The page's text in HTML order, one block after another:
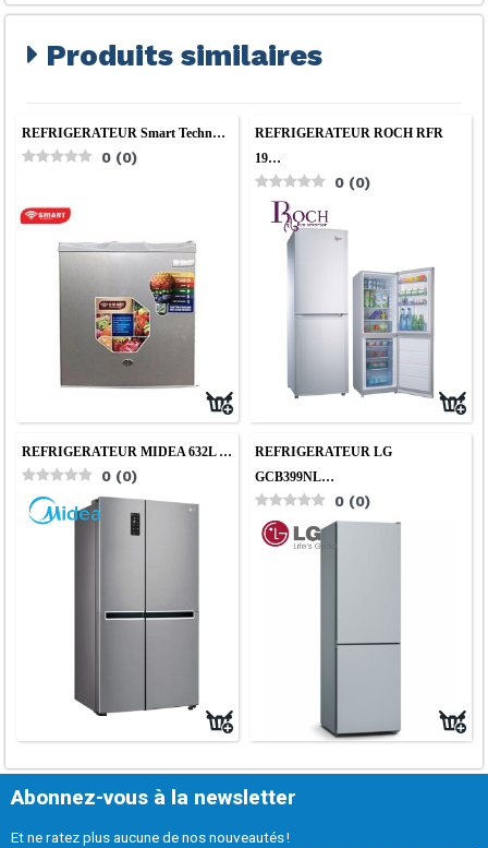
Produits similaires
REFRIGERATEUR Smart Techn…
0 (0)
REFRIGERATEUR ROCH RFR
19…
0 (0)
REFRIGERATEUR MIDEA 632L …
0 (0)
REFRIGERATEUR LG
GCB399NL…
0 (0)
Abonnez-vous à la newsletter
Et ne ratez plus aucune de nos nouveautés !